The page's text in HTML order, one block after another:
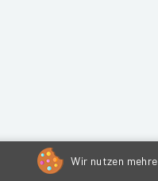
Wir nutzen